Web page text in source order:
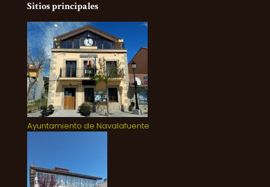
Sitios principales
Ayuntamiento de Navalafuente